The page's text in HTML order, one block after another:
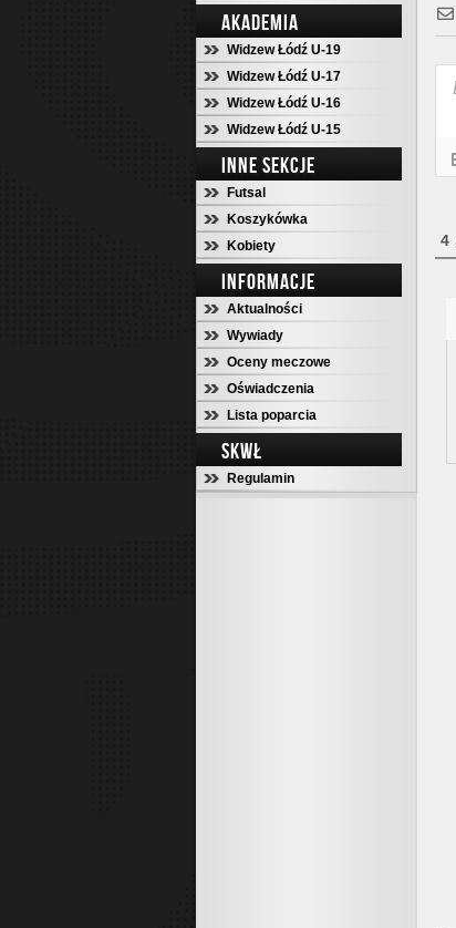
AKADEMIA
Widzew Łódź U-19
Widzew Łódź U-17
Widzew Łódź U-16
Widzew Łódź U-15
INNE SEKCJE
Futsal
Koszykówka
Kobiety
INFORMACJE
Aktualności
Wywiady
Oceny meczowe
Oświadczenia
Lista poparcia
SKWŁ
Regulamin
4